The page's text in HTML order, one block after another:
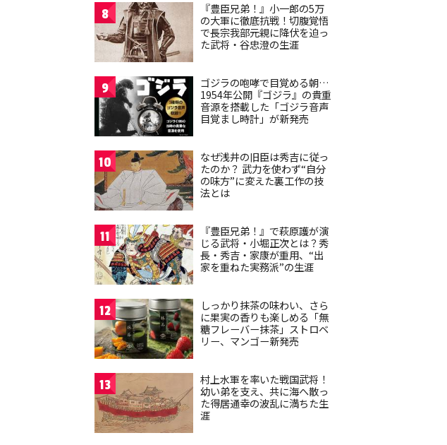
8
『豊臣兄弟！』小一郎の5万
の大軍に徹底抗戦！切腹覚悟
で長宗我部元親に降伏を迫っ
た武将・谷忠澄の生涯
9
ゴジラの咆哮で目覚める朝…
1954年公開『ゴジラ』の貴重
音源を搭載した「ゴジラ音声
目覚まし時計」が新発売
10
なぜ浅井の旧臣は秀吉に従っ
たのか？ 武力を使わず“自分
の味方”に変えた裏工作の技
法とは
11
『豊臣兄弟！』で萩原護が演
じる武将・小堀正次とは？秀
長・秀吉・家康が重用、“出
家を重ねた実務派”の生涯
12
しっかり抹茶の味わい、さら
に果実の香りも楽しめる「無
糖フレーバー抹茶」ストロベ
リー、マンゴー新発売
13
村上水軍を率いた戦国武将！
幼い弟を支え、共に海へ散っ
た得居通幸の波乱に満ちた生
涯